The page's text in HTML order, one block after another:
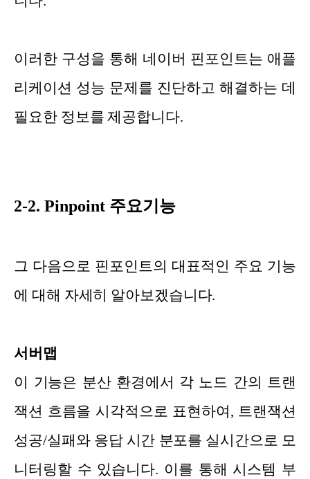
이러한 구성을 통해 네이버 핀포인트는 애플
리케이션 성능 문제를 진단하고 해결하는 데
필요한 정보를 제공합니다.
2-2. Pinpoint 주요기능
그 다음으로 핀포인트의 대표적인 주요 기능
에 대해 자세히 알아보겠습니다.
서버맵
이 기능은 분산 환경에서 각 노드 간의 트랜
잭션 흐름을 시각적으로 표현하여, 트랜잭션
성공/실패와 응답 시간 분포를 실시간으로 모
니터링할 수 있습니다. 이를 통해 시스템 부